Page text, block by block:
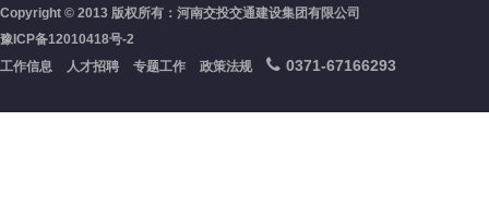
Copyright © 2013 版权所有：河南交投交通建设集团有限公司
豫ICP备12010418号-2
工作信息
人才招聘 专题工作 政策法规 0371-67166293